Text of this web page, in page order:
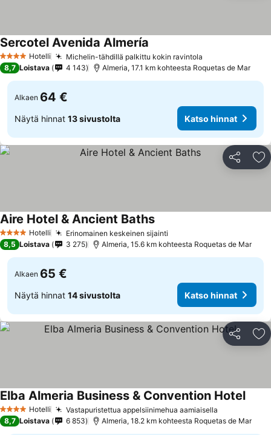
4 Tähtiluokitus
Hotelli Michelin-tähdillä palkittu kokin ravintola
Sercotel Avenida Almería
8,7 Loistava 4 143 Almeria, 17.1 km kohteesta Roquetas de Mar
Alkaen 64 €
Näytä hinnat 13 sivustolta Katso hinnat
Jaa
4 Tähtiluokitus
Hotelli Erinomainen keskeinen sijainti
Aire Hotel & Ancient Baths
8,5 Loistava 3 275 Almeria, 15.6 km kohteesta Roquetas de Mar
Alkaen 65 €
Näytä hinnat 14 sivustolta Katso hinnat
Jaa
4 Tähtiluokitus
Hotelli Vastapuristettua appelsiinimehua aamiaisella
Elba Almeria Business & Convention Hotel
8,7 Loistava 6 853 Almeria, 18.2 km kohteesta Roquetas de Mar